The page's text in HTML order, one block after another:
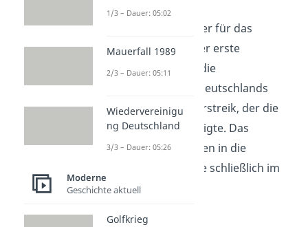
1923?
Der Hauptauslöser für das
Krisenjahr war der erste
Weltkrieg. Denn die
Kriegsschulden Deutschlands
führten zum Ruhrstreik, der die
Inflation begünstigte. Das
fehlende Vertrauen in die
Regierung endete schließlich im
Hitler-Putsch.
1/3 – Dauer: 05:02
Mauerfall 1989
2/3 – Dauer: 05:11
Wiedervereinigu
ng Deutschland
3/3 – Dauer: 05:26
Moderne
Geschichte aktuell
Golfkrieg